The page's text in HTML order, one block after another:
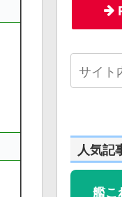
人気記
艦こ